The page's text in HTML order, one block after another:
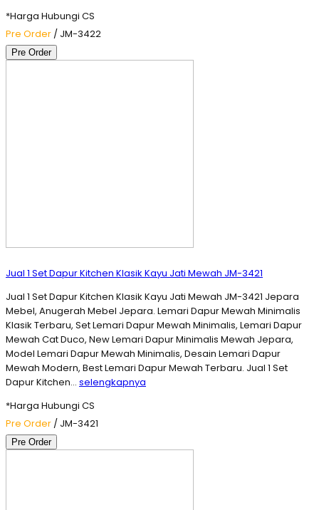
*Harga Hubungi CS
Pre Order / JM-3422
Pre Order
Jual 1 Set Dapur Kitchen Klasik Kayu Jati Mewah JM-3421
Jual 1 Set Dapur Kitchen Klasik Kayu Jati Mewah JM-3421 Jepara
Mebel, Anugerah Mebel Jepara. Lemari Dapur Mewah Minimalis
Klasik Terbaru, Set Lemari Dapur Mewah Minimalis, Lemari Dapur
Mewah Cat Duco, New Lemari Dapur Minimalis Mewah Jepara,
Model Lemari Dapur Mewah Minimalis, Desain Lemari Dapur
Mewah Modern, Best Lemari Dapur Mewah Terbaru. Jual 1 Set
Dapur Kitchen… selengkapnya
*Harga Hubungi CS
Pre Order / JM-3421
Pre Order